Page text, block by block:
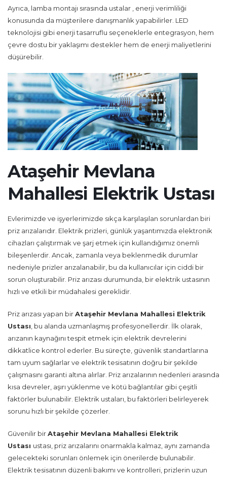
Ayrıca, lamba montajı sırasında ustalar , enerji verimliliği
konusunda da müşterilere danışmanlık yapabilirler. LED
teknolojisi gibi enerji tasarruflu seçeneklerle entegrasyon, hem
çevre dostu bir yaklaşımı destekler hem de enerji maliyetlerini
düşürebilir.
Ataşehir Mevlana
Mahallesi Elektrik Ustası
Evlerimizde ve işyerlerimizde sıkça karşılaşılan sorunlardan biri
priz arızalarıdır. Elektrik prizleri, günlük yaşantımızda elektronik
cihazları çalıştırmak ve şarj etmek için kullandığımız önemli
bileşenlerdir. Ancak, zamanla veya beklenmedik durumlar
nedeniyle prizler arızalanabilir, bu da kullanıcılar için ciddi bir
sorun oluşturabilir. Priz arızası durumunda, bir elektrik ustasının
hızlı ve etkili bir müdahalesi gereklidir.
Priz arızası yapan birAtaşehir Mevlana Mahallesi Elektrik
Ustası , bu alanda uzmanlaşmış profesyonellerdir. İlk olarak,
arızanın kaynağını tespit etmek için elektrik devrelerini
dikkatlice kontrol ederler. Bu süreçte, güvenlik standartlarına
tam uyum sağlarlar ve elektrik tesisatının doğru bir şekilde
çalışmasını garanti altına alırlar. Priz arızalarının nedenleri arasında
kısa devreler, aşırı yüklenme ve kötü bağlantılar gibi çeşitli
faktörler bulunabilir. Elektrik ustaları, bu faktörleri belirleyerek
sorunu hızlı bir şekilde çözerler.
Güvenilir birAtaşehir Mevlana Mahallesi Elektrik
Ustası ustası, priz arızalarını onarmakla kalmaz, aynı zamanda
gelecekteki sorunları önlemek için önerilerde bulunabilir.
Elektrik tesisatının düzenli bakımı ve kontrolleri, prizlerin uzun